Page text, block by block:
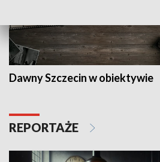
Dawny Szczecin w obiektywie
REPORTAŻE